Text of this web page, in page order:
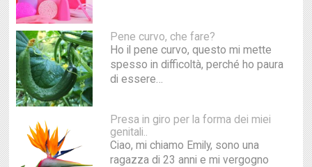
Pene curvo, che fare?
Ho il pene curvo, questo mi mette
spesso in difficoltà, perché ho paura
di essere…
Presa in giro per la forma dei miei
genitali..
Ciao, mi chiamo Emily, sono una
ragazza di 23 anni e mi vergogno